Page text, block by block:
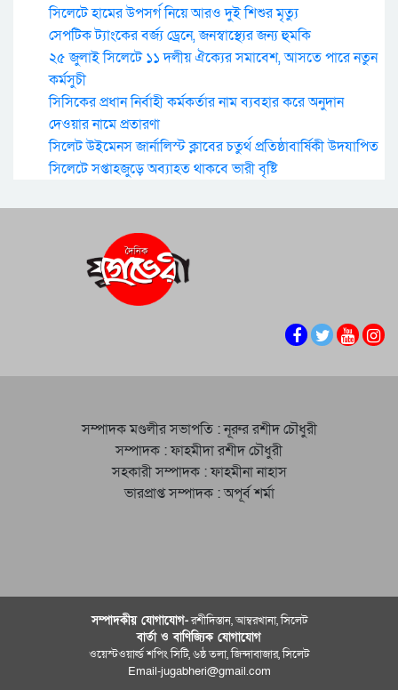
সিলেটে হামের উপসর্গ নিয়ে আরও দুই শিশুর মৃত্যু
সেপটিক ট্যাংকের বর্জ্য ড্রেনে, জনস্বাস্থ্যের জন্য হুমকি
২৫ জুলাই সিলেটে ১১ দলীয় ঐক্যের সমাবেশ, আসতে পারে নতুন
কর্মসুচী
সিসিকের প্রধান নির্বাহী কর্মকর্তার নাম ব্যবহার করে অনুদান
দেওয়ার নামে প্রতারণা
সিলেট উইমেনস জার্নালিস্ট ক্লাবের চতুর্থ প্রতিষ্ঠাবার্ষিকী উদযাপিত
সিলেটে সপ্তাহজুড়ে অব্যাহত থাকবে ভারী বৃষ্টি
সম্পাদক মণ্ডলীর সভাপতি : নূরুর রশীদ চৌধুরী
সম্পাদক : ফাহমীদা রশীদ চৌধুরী
সহকারী সম্পাদক : ফাহমীনা নাহাস
ভারপ্রাপ্ত সম্পাদক : অপূর্ব শর্মা
সম্পাদকীয় যােগাযোগ-রশীদিস্তান, আম্বরখানা, সিলেট
বার্তা ও বাণিজ্যিক যোগাযােগ
ওয়েস্টওয়ার্ল্ড শপিং সিটি, ৬ষ্ঠ তলা, জিন্দাবাজার, সিলেট
Email-jugabheri@gmail.com